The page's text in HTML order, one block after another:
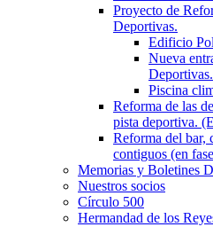
Proyecto de
Deportivas.
Edificio
Nueva
Piscina
Reforma de las
pista deportiva.
Reforma del bar,
contiguos (en
Memorias y Boletines
Nuestros socios
Círculo 500
Hermandad de los